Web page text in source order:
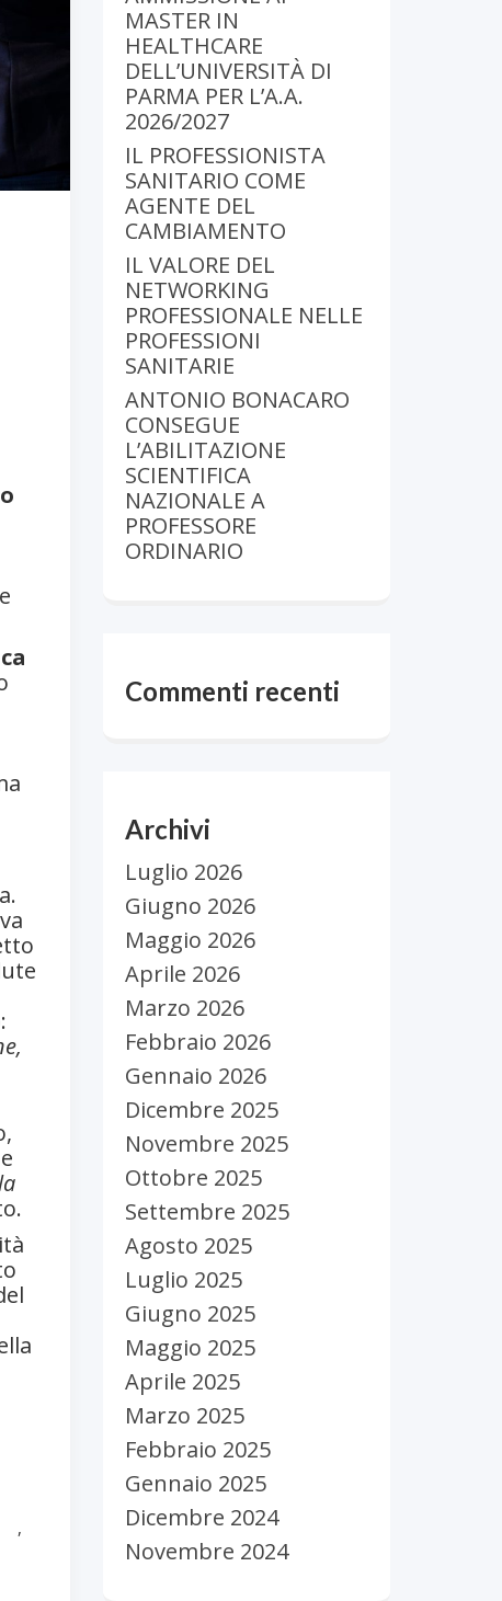
,
MASTER IN
HEALTHCARE
DELL’UNIVERSITÀ DI
PARMA PER L’A.A.
2026/2027
IL PROFESSIONISTA
SANITARIO COME
AGENTE DEL
CAMBIAMENTO
IL VALORE DEL
NETWORKING
PROFESSIONALE NELLE
PROFESSIONI
SANITARIE
ANTONIO BONACARO
CONSEGUE
L’ABILITAZIONE
SCIENTIFICA
NAZIONALE A
PROFESSORE
ORDINARIO
Commenti recenti
Archivi
Luglio 2026
Giugno 2026
Maggio 2026
Aprile 2026
Marzo 2026
Febbraio 2026
Gennaio 2026
Dicembre 2025
Novembre 2025
Ottobre 2025
Settembre 2025
Agosto 2025
Luglio 2025
Giugno 2025
Maggio 2025
Aprile 2025
Marzo 2025
Febbraio 2025
Gennaio 2025
Dicembre 2024
Novembre 2024